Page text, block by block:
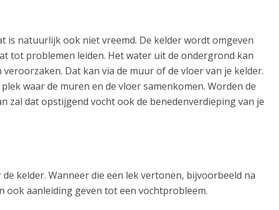
is natuurlijk ook niet vreemd. De kelder wordt omgeven
tot problemen leiden. Het water uit de ondergrond kan
Dat kan via de muur of de vloer van je kelder.
waar de muren en de vloer samenkomen. Worden de
zal dat opstijgend vocht ook de benedenverdieping van je
kelder. Wanneer die een lek vertonen, bijvoorbeeld na
ook aanleiding geven tot een vochtprobleem.